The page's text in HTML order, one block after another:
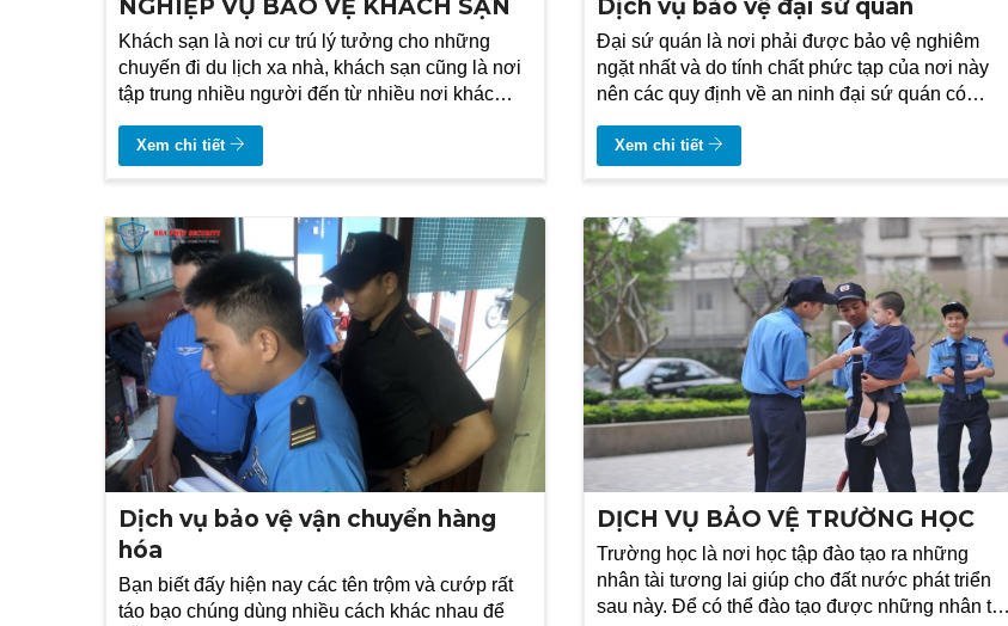
NGHIỆP VỤ BẢO VỆ KHÁCH SẠN
Khách sạn là nơi cư trú lý tưởng cho những
chuyến đi du lịch xa nhà, khách sạn cũng là nơi
tập trung nhiều người đến từ nhiều nơi khác
có cần thiết không?
Xem chi tiết
Dịch vụ bảo vệ đại sứ quán
Đại sứ quán là nơi phải được bảo vệ nghiêm
ngặt nhất và do tính chất phức tạp của nơi này
nên các quy định về an ninh đại sứ quán có
Xem chi tiết
Dịch vụ bảo vệ vận chuyển hàng
hóa
Bạn biết đấy hiện nay các tên trộm và cướp rất
táo bạo chúng dùng nhiều cách khác nhau để
DỊCH VỤ BẢO VỆ TRƯỜNG HỌC
Trường học là nơi học tập đào tạo ra những
nhân tài tương lai giúp cho đất nước phát triển
sau này. Để có thể đào tạo được những nhân tài